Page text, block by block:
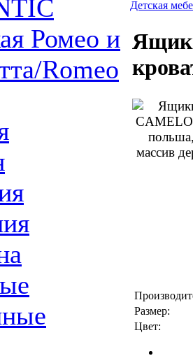
Ромео и
Romeo
Детская
Размер:
Цвет: